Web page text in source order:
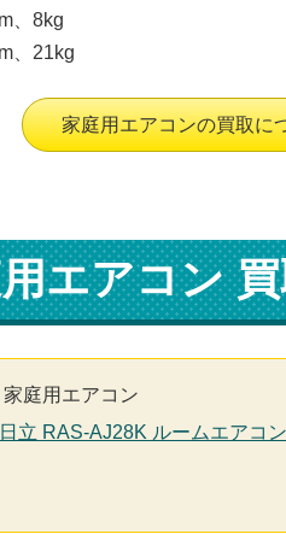
、8kg
、21kg
家庭用エアコンの買取に
エアコン
家庭用エアコン
立 RAS-AJ28K ルームエアコン